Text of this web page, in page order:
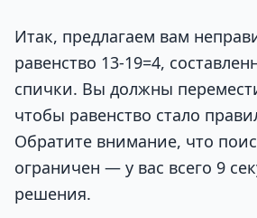
Итак, предлагаем вам
равенство 13-19=4,
спички. Вы должны
чтобы равенство стало
Обратите внимание, что
ограничен — у вас всего 9
решения.